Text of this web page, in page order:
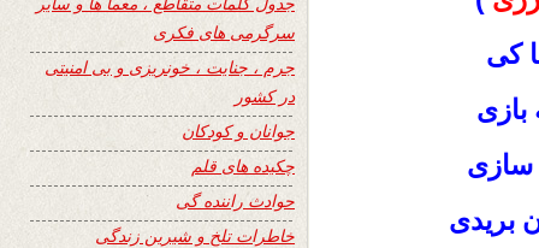
کی
سازی
بریدی
سرگرمی های فکری
جرم ، جنایت ، خونریزی و بی امنیتی
در کشور
جوانان و کودکان
چکیده های قلم
حوادث راننده گی
خاطرات تلخ و شیرین زندگی